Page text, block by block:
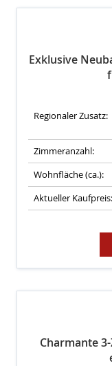
Exklusive
Regionaler Zusatz:
Zimmeranzahl:
Wohnfläche (ca.):
Aktueller Kaufpreis:
Charmante